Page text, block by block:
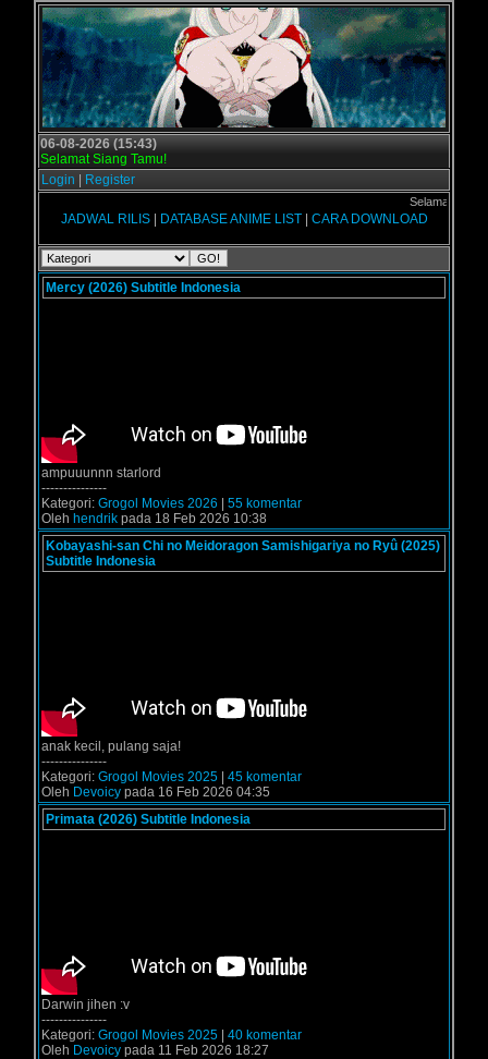
06-08-2026 (15:43)
Selamat Siang Tamu!
Login
Register
Selamat datang di
JADWAL RILIS| DATABASE ANIME LIST| CARA DOWNLOAD
Mercy (2026) Subtitle Indonesia
ampuuunnn starlord
---------------
Kategori: Grogol Movies 2026
55 komentar
Oleh hendrik pada 18 Feb 2026 10:38
Kobayashi-san Chi no Meidoragon Samishigariya no Ryû (2025)
Subtitle Indonesia
anak kecil, pulang saja!
---------------
Kategori: Grogol Movies 2025
45 komentar
Oleh Devoicy pada 16 Feb 2026 04:35
Primata (2026) Subtitle Indonesia
Darwin jihen :v
---------------
Kategori: Grogol Movies 2025
40 komentar
Oleh Devoicy pada 11 Feb 2026 18:27